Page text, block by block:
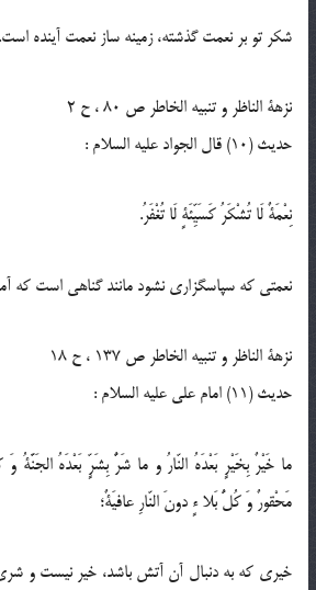
شكر تو بر نعمت گذشته، زمينه ساز نعمت آينده است.
نزهة الناظر و تنبیه الخاطر ص 80 ، ح 2
حدیث (10) قال الجواد عليه السلام :
نِعْمَةٌ لَا تُشْكَرُ كَسَيِّئَةٍ لَا تُغْفَرُ.
نعمتى كه سپاسگزارى نشود مانند گناهى است كه
نزهة الناظر و تنبیه الخاطر ص 137 ، ح 18
حدیث (11) امام على علیه السلام :
ما خَيْرٌ بِخَيْرٍ بَعْدَهُ النّارُ و ما شَرٌّ بِشَرٍّ بَعْدَهُ الجَنَّةُ
مَحْقورٌ وَ كُلُّ بَلا ءٍ دونَ النّارِ عافيَةٌ؛
خيرى كه به دنبال آن آتش باشد، خير نيست و